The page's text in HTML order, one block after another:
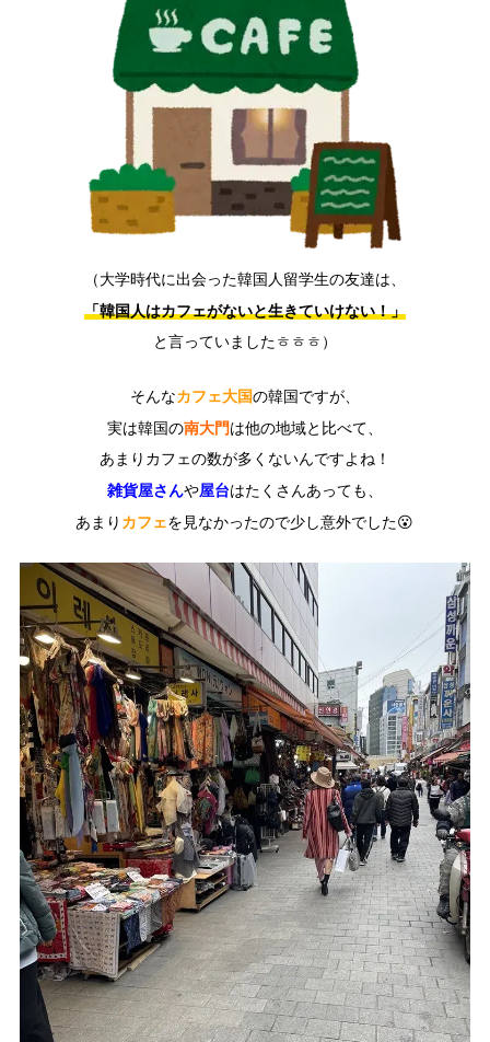
（大学時代に出会った韓国人留学生の友達は、
「韓国人はカフェがないと生きていけない！」
と言っていましたㅎㅎㅎ）
そんなカフェ大国の韓国ですが、
実は韓国の南大門は他の地域と比べて、
あまりカフェの数が多くないんですよね！
雑貨屋さんや屋台はたくさんあっても、
あまり カフェを見なかったので少し意外でした😮